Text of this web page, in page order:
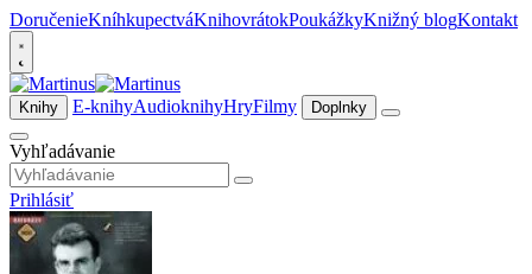
DoručenieKníhkupectváKnihovrátokPoukážkyKnižný blogKontakt
Knihy E-knihyAudioknihyHryFilmy Doplnky
Vyhľadávanie
Prihlásiť